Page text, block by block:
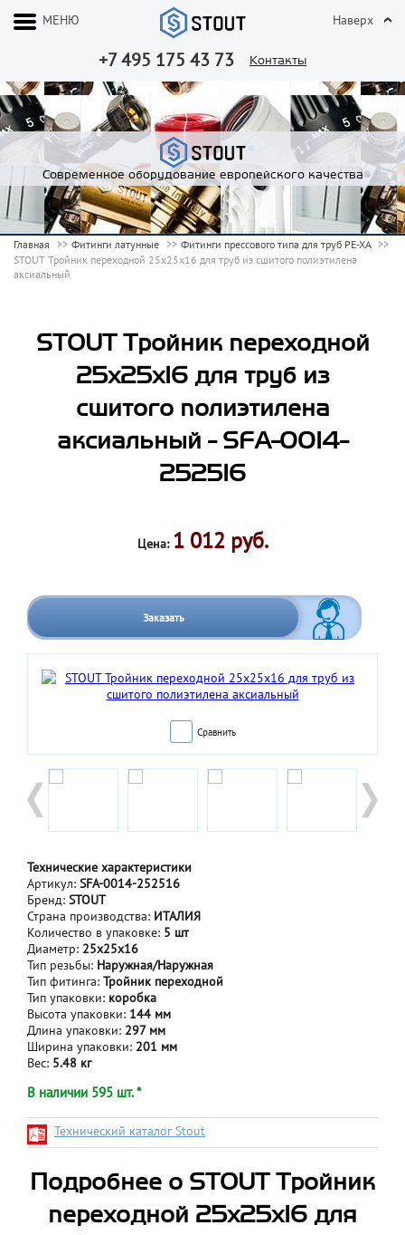
+7 495 175 43 73 Контакты
МЕНЮ Наверх
Современное оборудование европейского качества
Главная Фитинги латунные
Фитинги прессового типа для труб PE-XA
STOUT Тройник переходной 25x25x16 для труб из сшитого полиэтилена
аксиальный
STOUT Тройник переходной
25x25x16 для труб из
сшитого полиэтилена
аксиальный - SFA-0014-
252516
Цена: 1 012 руб.
Заказать
Сравнить
Технические характеристики
Артикул: SFA-0014-252516
Бренд: STOUT
Страна производства: ИТАЛИЯ
Количество в упаковке: 5 шт
Диаметр: 25х25х16
Тип резьбы: Наружная/Наружная
Тип фитинга: Тройник переходной
Тип упаковки: коробка
Высота упаковки: 144 мм
Длина упаковки: 297 мм
Ширина упаковки: 201 мм
Вес: 5.48 кг
В наличии 595 шт. *
Технический каталог Stout
Подробнее о STOUT Тройник
переходной 25x25x16 для